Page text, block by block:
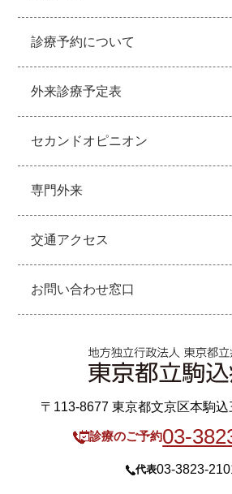
診療予約について
外来診療予定表
セカンドオピニオン
専門外来
交通アクセス
お問い合わせ窓口
〒113-8677 東京都文京区本駒
診療のご予約03-
代表03-3823-